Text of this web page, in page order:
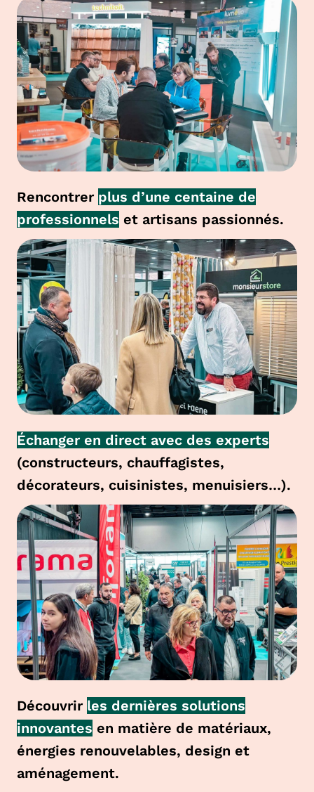
Rencontrer plus d’une centaine de
professionnels et artisans passionnés.
Échanger en direct avec des experts
(constructeurs, chauffagistes,
décorateurs, cuisinistes, menuisiers…).
Découvrir les dernières solutions
innovantes en matière de matériaux,
énergies renouvelables, design et
aménagement.